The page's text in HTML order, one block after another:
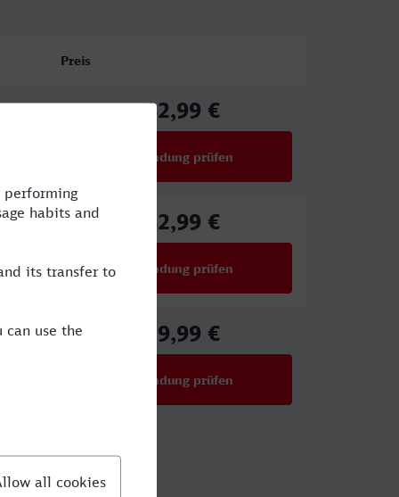
Preis
82,99 €
Verbindung prüfen
82,99 €
Verbindung prüfen
39,99 €
Verbindung prüfen